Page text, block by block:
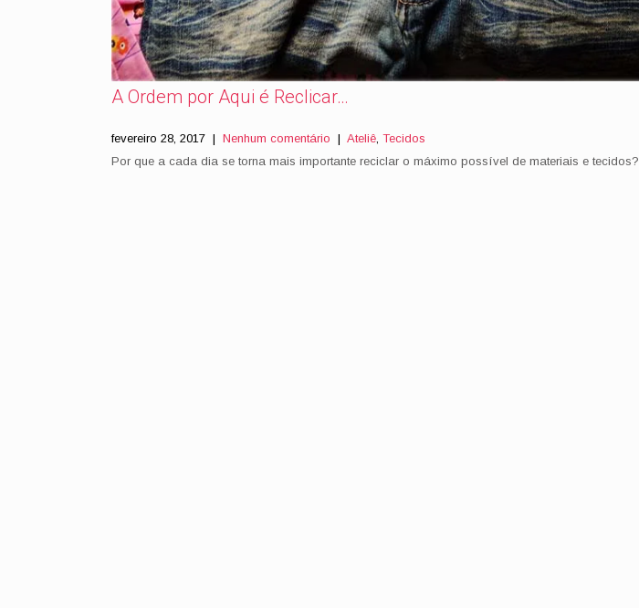
A Ordem por Aqui é Reclicar…
fevereiro 28, 2017 | Nenhum comentário | Ateliê, Tecidos
Por que a cada dia se torna mais importante reciclar o máximo possível de materiais e tecidos?